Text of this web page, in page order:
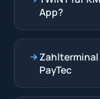
App?
Zahlterminal
PayTec